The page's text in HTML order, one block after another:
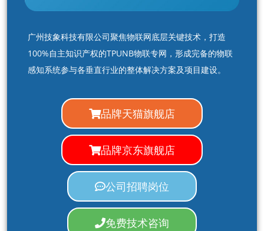
广州技象科技有限公司聚焦物联网底层关键技术，打造
100%自主知识产权的TPUNB物联专网，形成完备的物联
感知系统参与各垂直行业的整体解决方案及项目建设。
品牌天猫旗舰店
品牌京东旗舰店
公司招聘岗位
免费技术咨询